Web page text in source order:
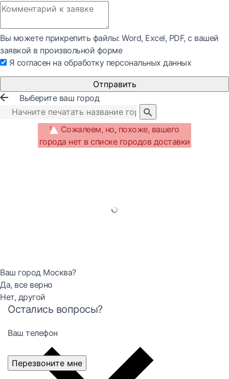
Вы можете прикрепить файлы: Word, Exсel, PDF, с вашей
заявкой в произвольной форме
Я согласен на обработку персональных данных
Отправить
Выберите ваш город
Сожалеем, но, похоже, вашего
города нет в списке городов доставки
Ваш город Москва?
Да, все верно
Нет, другой
Остались вопросы?
Ваш телефон
Перезвоните мне